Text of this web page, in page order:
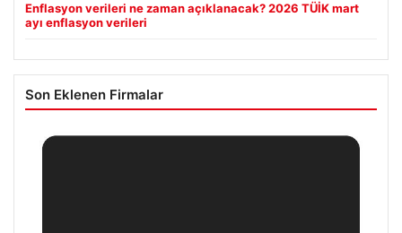
Enflasyon verileri ne zaman açıklanacak? 2026 TÜİK mart
ayı enflasyon verileri
Son Eklenen Firmalar